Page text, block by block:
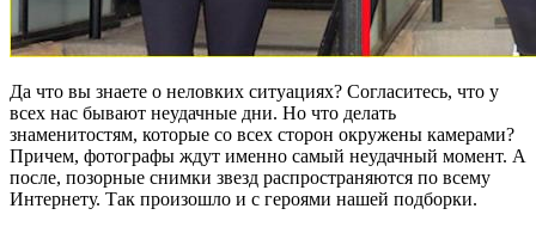
Да что вы знаете о неловких ситуациях? Согласитесь, что у
всех нас бывают неудачные дни. Но что делать
знаменитостям, которые со всех сторон окружены камерами?
Причем, фотографы ждут именно самый неудачный момент. А
после, позорные снимки звезд распространяются по всему
Интернету. Так произошло и с героями нашей подборки.